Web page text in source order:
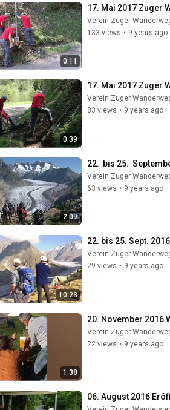
0:11
17. Mai 2017 Zuger
Verein Zuger
133 views • 9 years ago
0:39
17. Mai 2017 Zuger
Verein Zuger
83 views • 9 years ago
2:09
22.  bis 25.
Verein Zuger
63 views • 9 years ago
10:23
22. bis 25. Sept.
Verein Zuger
29 views • 9 years ago
1:38
20. November 2016
Verein Zuger
22 views • 9 years ago
06. August 2016